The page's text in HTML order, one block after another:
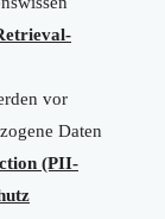
vor
Daten
(PII-